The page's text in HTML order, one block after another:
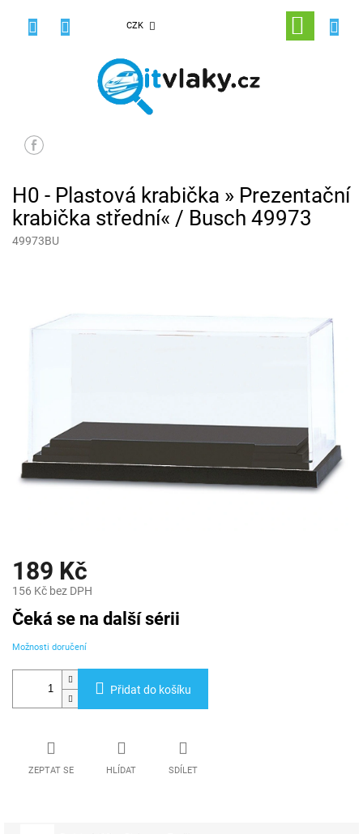
CZK
NÁKUPNÍ
KOŠÍK
H0 - Plastová krabička » Prezentační
krabička střední« / Busch 49973
49973BU
189 Kč
156 Kč bez DPH
Měrná
cena:
Čeká se na další sérii
Možnosti doručení
Přidat do košíku
ZEPTAT SE HLÍDAT SDÍLET